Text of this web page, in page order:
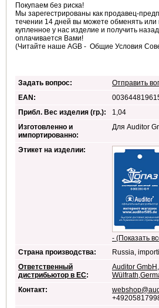
Покупаем без риска!
Мы зарегестрированы как продавец-
течении 14 дней вы можете обменять или
купленное у нас изделие и получить
оплачивается Вами!
(Читайте наше AGB - Общие Условия
Задать вопрос:
Отправить
EAN:
Прибл. Вес изделия (гр.):
1,04
Изготовленно и
импортированно:
Для Auditor
Этикет на изделии:
- (Показать
Страна производства:
Russia,
Ответственный
дистрибьютор в ЕС:
Auditor
Контакт: